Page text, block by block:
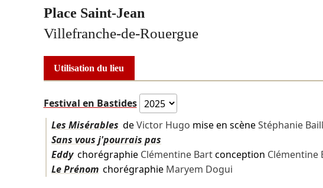
Place Saint-Jean
Villefranche-de-Rouergue
Utilisation du lieu
Festival en Bastides
Les Misérables deVictor Hugo mise en scèneStéphanie
Sans vous j'pourrais pas
Eddychorégraphie Clémentine Bartconception Clémentine
Le Prénom chorégraphie Maryem Dogui